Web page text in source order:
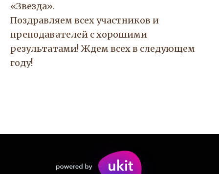
«Звезда».
Поздравляем всех участников и
преподавателей с хорошими
результатами! Ждем всех в следующем
году!